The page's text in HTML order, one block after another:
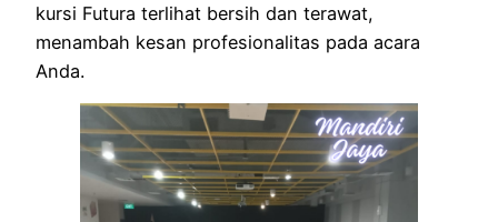
kursi Futura terlihat bersih dan terawat,
menambah kesan profesionalitas pada acara
Anda.